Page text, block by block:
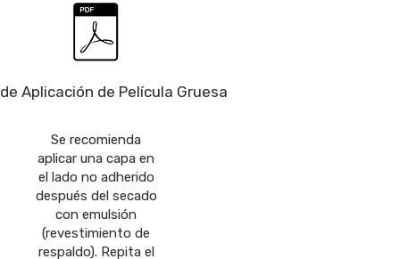
Aplicación de Película Gruesa
Se recomienda
aplicar una capa en
el lado no adherido
después del secado
con emulsión
(revestimiento de
respaldo). Repita el